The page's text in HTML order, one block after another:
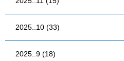
2025..10 (33)
2025..9 (18)